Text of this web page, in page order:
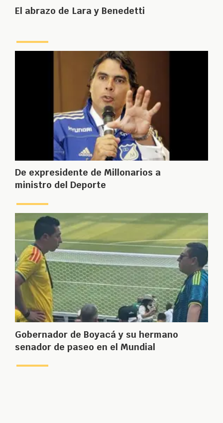
El abrazo de Lara y Benedetti
De expresidente de Millonarios a
ministro del Deporte
Gobernador de Boyacá y su hermano
senador de paseo en el Mundial